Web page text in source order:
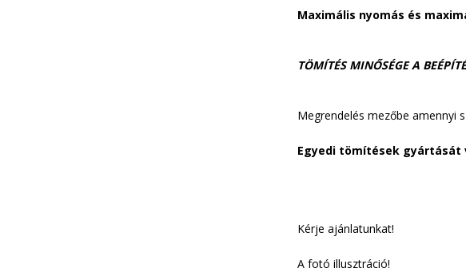
Maximális nyomás és
TÖMÍTÉS MINŐSÉGE A
Megrendelés mezőbe amennyi
Egyedi tömítések gyártását
Kérje ajánlatunkat!
A fotó illusztráció!